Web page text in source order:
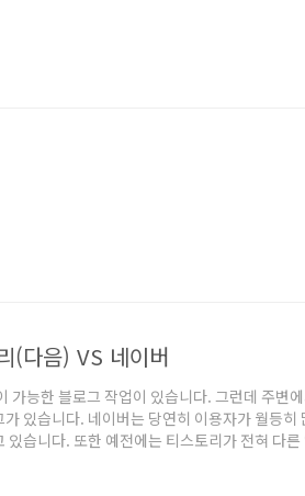
(다음) VS 네이버
가능한 블로그 작업이 있습니다. 그런데 주변
있습니다. 네이버는 당연히 이용자가 월등히
습니다. 또한 예전에는 티스토리가 전혀 다
합니다. 블로그의 시작을 위해서 비교를 보고